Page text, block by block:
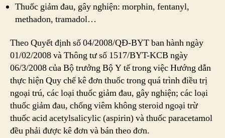
Thuốc giảm đau, gây nghiện: morphin, fentanyl,
methadon, tramadol…
Theo Quyết định số 04/2008/QĐ-BYT ban hành ngày
01/02/2008 và Thông tư số 1517/BYT-KCB ngày
06/3/2008 của Bộ trưởng Bộ Y tế trong việc Hướng dẫn
thực hiện Quy chế kê đơn thuốc trong quá trình điều trị
ngoại trú, các loại thuốc giảm đau, gây nghiện; các loại
thuốc giảm đau, chống viêm không steroid ngoại trừ
thuốc acid acetylsalicylic (aspirin) và thuốc paracetamol
đều phải được kê đơn và bán theo đơn.